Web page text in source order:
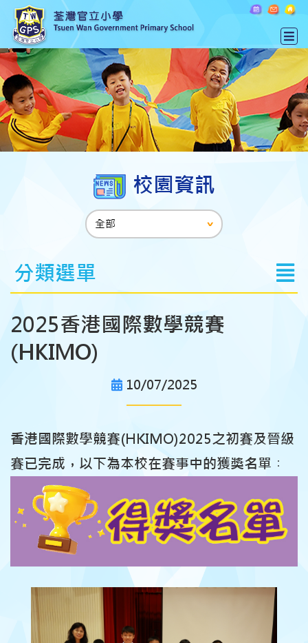
校園資訊
分類選單
2025香港國際數學競賽
(HKIMO)
10/07/2025
香港國際數學競賽(HKIMO)2025之初賽及晉級
賽已完成，以下為本校在賽事中的獲獎名單︰